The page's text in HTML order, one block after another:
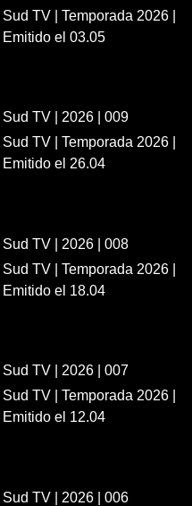
Sud TV | Temporada 2026 |
Emitido el 03.05
Sud TV | 2026 | 009
Sud TV | Temporada 2026 |
Emitido el 26.04
Sud TV | 2026 | 008
Sud TV | Temporada 2026 |
Emitido el 18.04
Sud TV | 2026 | 007
Sud TV | Temporada 2026 |
Emitido el 12.04
Sud TV | 2026 | 006